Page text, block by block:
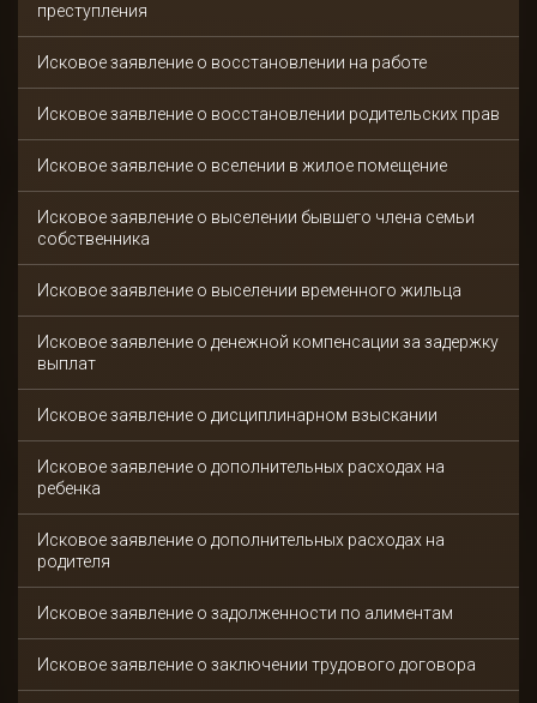
преступления
Исковое заявление о восстановлении на работе
Исковое заявление о восстановлении родительских прав
Исковое заявление о вселении в жилое помещение
Исковое заявление о выселении бывшего члена семьи
собственника
Исковое заявление о выселении временного жильца
Исковое заявление о денежной компенсации за задержку
выплат
Исковое заявление о дисциплинарном взыскании
Исковое заявление о дополнительных расходах на
ребенка
Исковое заявление о дополнительных расходах на
родителя
Исковое заявление о задолженности по алиментам
Исковое заявление о заключении трудового договора